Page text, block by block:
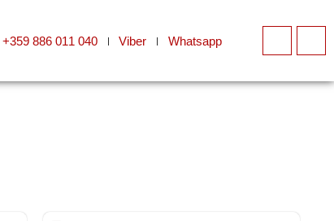
+359 886 011 040 Viber Whatsapp